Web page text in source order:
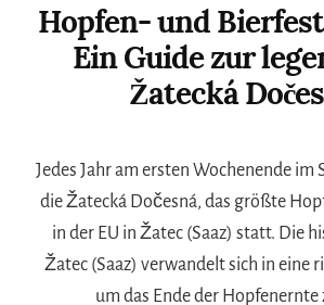
Hopfen- und
Ein Guide zur
Žatecká
Jedes Jahr am ersten Wochenende
die Žatecká Dočesná, das größte
in der EU in Žatec (Saaz) statt. Die
Žatec (Saaz) verwandelt sich in eine
um das Ende der Hopfenernte